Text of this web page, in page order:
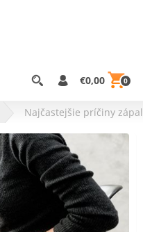
€0,00 0
Najčastejšie príčiny